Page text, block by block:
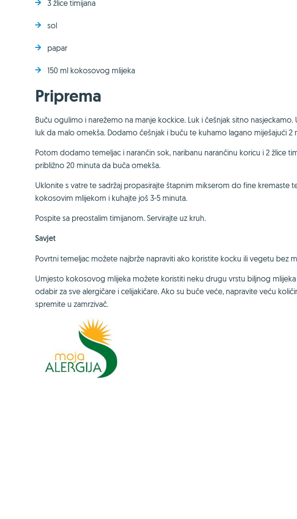
3 žlice timijana
sol
papar
150 ml kokosovog mlijeka
Priprema
Buču ogulimo i narežemo na manje kockice. Luk i češnjak sitno
luk da malo omekša. Dodamo češnjak i buču te kuhamo lagano miješajući 2
Potom dodamo temeljac i narančin sok, naribanu narančinu koricu i 2 žlice
približno 20 minuta da buča omekša.
Uklonite s vatre te sadržaj propasirajte štapnim mikserom do fine kremaste
kokosovim mlijekom i kuhajte još 3-5 minuta.
Pospite sa preostalim timijanom. Servirajte uz kruh.
Savjet
Povrtni temeljac možete najbrže napraviti ako koristite kocku ili vegetu bez
Umjesto kokosovog mlijeka možete koristiti neku drugu vrstu biljnog mlijeka
odabir za sve alergičare i celijakičare. Ako su buče veće, napravite veću
spremite u zamrzivač.